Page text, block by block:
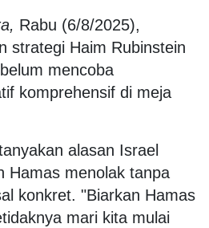
Rabu (6/8/2025),
strategi Haim Rubinstein
mencoba
komprehensif di meja
alasan Israel
Hamas menolak tanpa
konkret. "Biarkan Hamas
mari kita mulai